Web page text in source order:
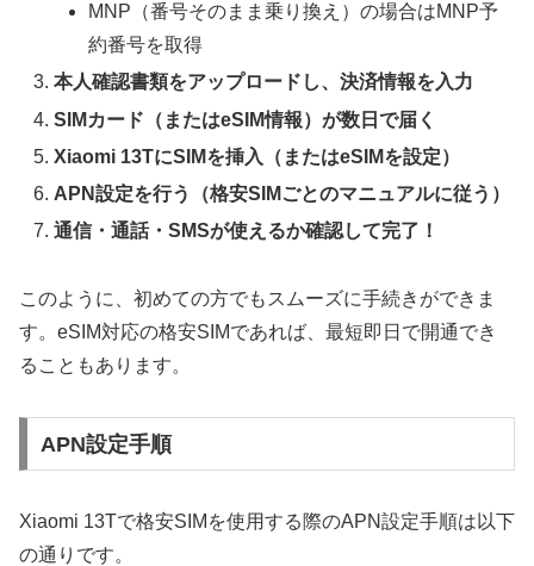
MNP（番号そのまま乗り換え）の場合はMNP予
約番号を取得
本人確認書類をアップロードし、決済情報を入力
SIMカード（またはeSIM情報）が数日で届く
Xiaomi 13TにSIMを挿入（またはeSIMを設定）
APN設定を行う（格安SIMごとのマニュアルに従う）
通信・通話・SMSが使えるか確認して完了！
このように、初めての方でもスムーズに手続きができま
す。eSIM対応の格安SIMであれば、最短即日で開通でき
ることもあります。
APN設定手順
Xiaomi 13Tで格安SIMを使用する際のAPN設定手順は以下
の通りです。